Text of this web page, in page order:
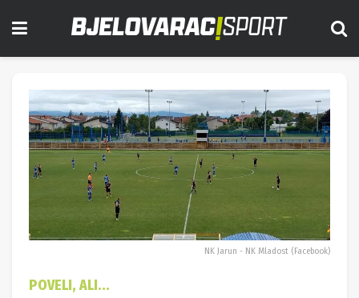
NK Jarun - NK Mladost (Facebook)
POVELI, ALI...